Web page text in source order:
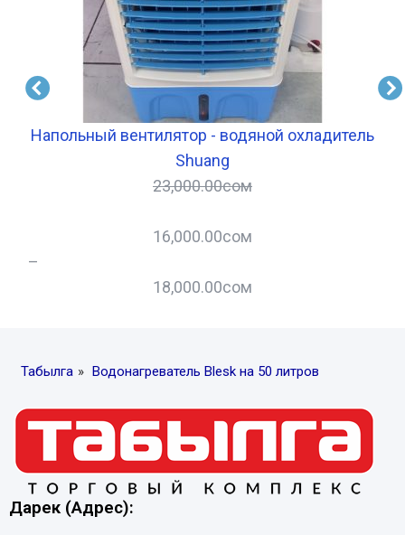
Напольный вентилятор - водяной охладитель
Shuang
23,000.00сом
16,000.00сом
–
18,000.00сом
Табылга » Водонагреватель Blesk на 50 литров
Дарек (Адрес):